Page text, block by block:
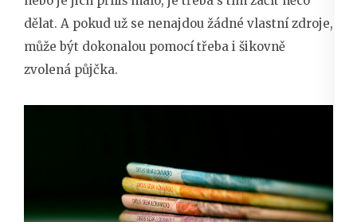
dělat. A pokud už se nenajdou žádné vlastní zdroje,
může být dokonalou pomocí třeba i šikovně
zvolená půjčka.